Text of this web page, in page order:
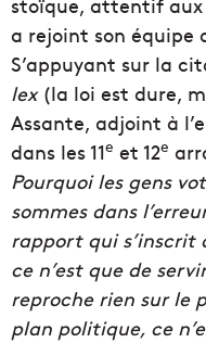
a rejoint son équipe
S’appuyant sur la
lex (la loi est dure,
Assante, adjoint à
dans les 11e et 12e
Pourquoi les gens
sommes dans
rapport qui s’inscrit
ce n’est que de
reproche rien sur le
plan politique, ce